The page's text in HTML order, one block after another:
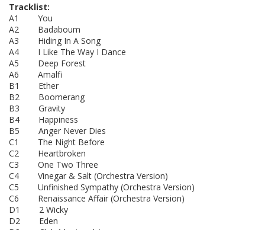
Tracklist:
A1 You
A2 Badaboum
A3 Hiding In A Song
A4 I Like The Way I Dance
A5 Deep Forest
A6 Amalfi
B1 Ether
B2 Boomerang
B3 Gravity
B4 Happiness
B5 Anger Never Dies
C1 The Night Before
C2 Heartbroken
C3 One Two Three
C4 Vinegar & Salt (Orchestra Version)
C5 Unfinished Sympathy (Orchestra Version)
C6 Renaissance Affair (Orchestra Version)
D1 2 Wicky
D2 Eden